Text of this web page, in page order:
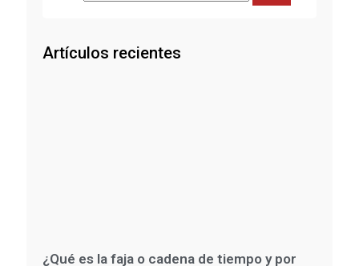
Artículos recientes
¿Qué es la faja o cadena de tiempo y por